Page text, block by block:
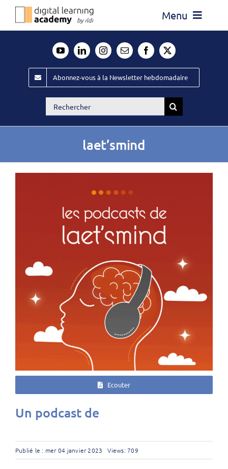
Passer
Menu
Évènements ILDI
Offres d’emploi
Publiez
Abonnez-vous à la Newsletter hebdomadaire
Rechercher:
laet’smind
Ecouter
Un podcast de
Publié le : mer 04 janvier 2023 Views: 709